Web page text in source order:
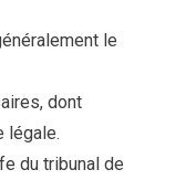
le
dont
légale.
du tribunal de